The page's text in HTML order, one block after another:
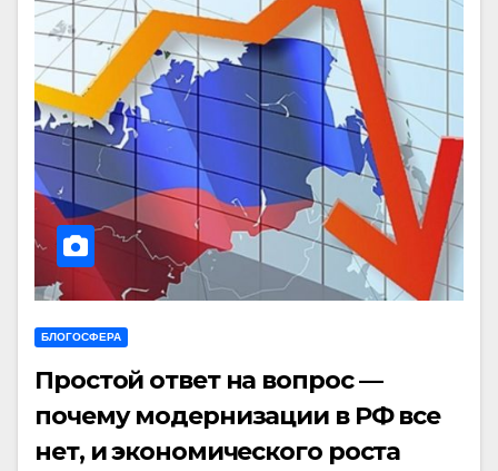
БЛОГОСФЕРА
Простой ответ на вопрос —
почему модернизации в РФ все
нет, и экономического роста